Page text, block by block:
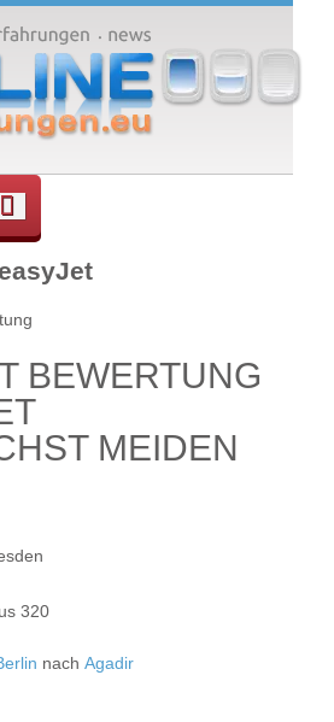
BEWERTUNG
MEIDEN
320
nach Agadir